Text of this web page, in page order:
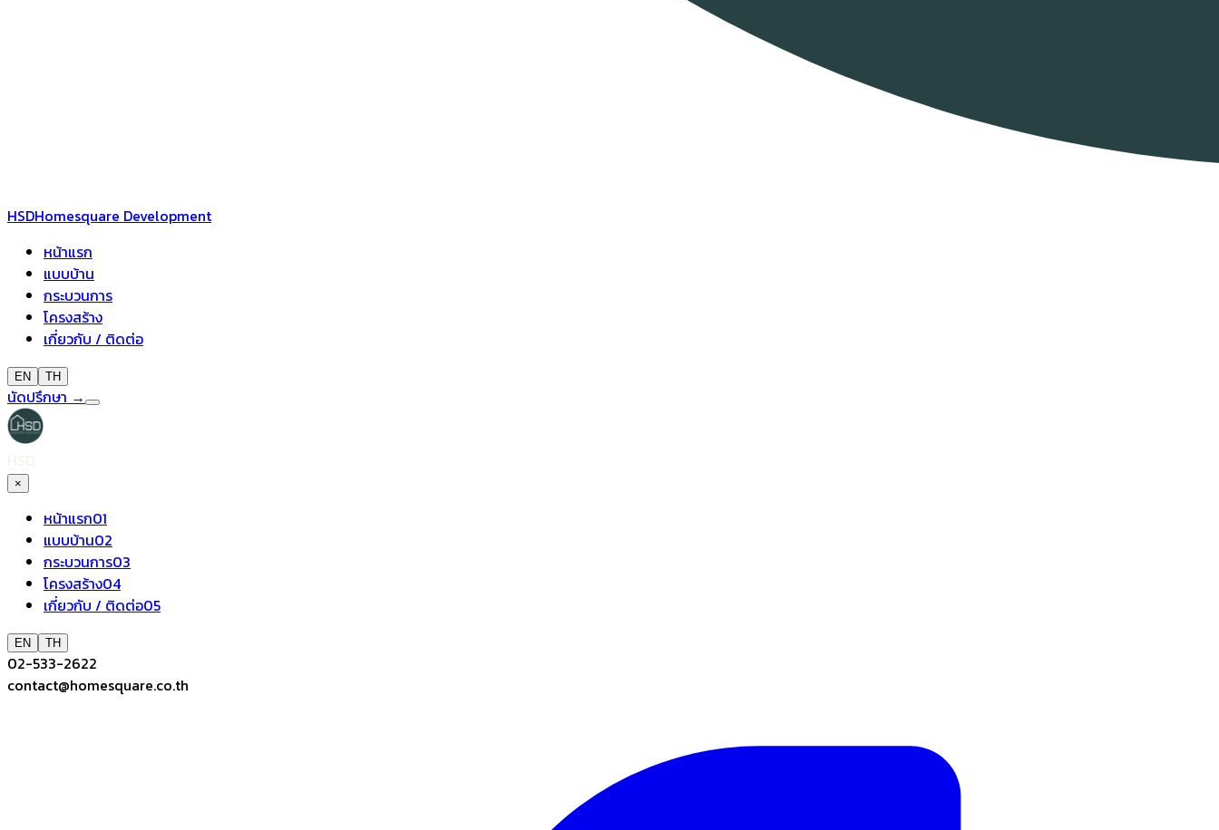
HSDHomesquare Development
หน้าแรก
แบบบ้าน
กระบวนการ
โครงสร้าง
เกี่ยวกับ / ติดต่อ
EN TH
นัดปรึกษา →
×
หน้าแรก01
แบบบ้าน02
กระบวนการ03
โครงสร้าง04
เกี่ยวกับ / ติดต่อ05
EN TH
02-533-2622
contact@homesquare.co.th